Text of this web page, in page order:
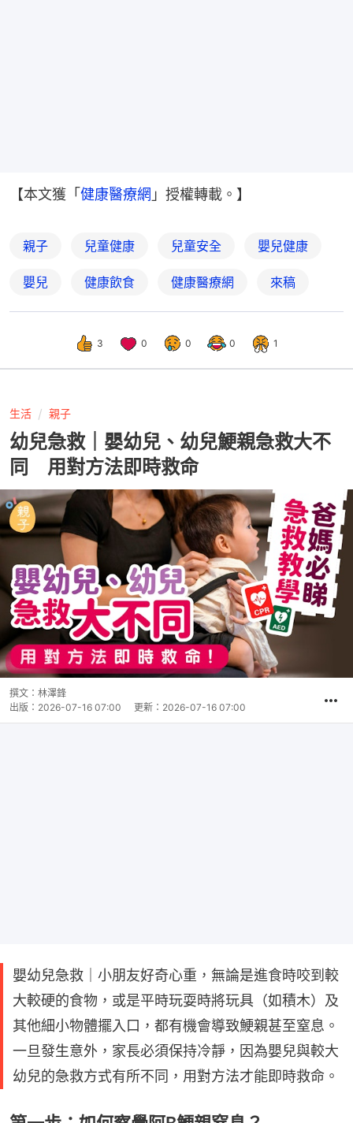
【本文獲「 健康醫療網 」授權轉載。】
親子 兒童健康 兒童安全 嬰兒健康
嬰兒 健康飲食 健康醫療網 來稿
3 0 0 0 1
生活 親子
幼兒急救｜嬰幼兒、幼兒鯁親急救大不
同 用對方法即時救命
撰文： 林澤鋒
出版： 2026-07-16 07:00 更新： 2026-07-16 07:00
嬰幼兒急救｜小朋友好奇心重，無論是進食時咬到較
大較硬的食物，或是平時玩耍時將玩具（如積木）及
其他細小物體擺入口，都有機會導致鯁親甚至窒息。
一旦發生意外，家長必須保持冷靜，因為嬰兒與較大
幼兒的急救方式有所不同，用對方法才能即時救命。